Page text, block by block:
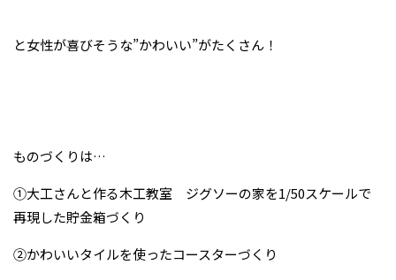
と女性が喜びそうな”かわいい”がたくさん！
ものづくりは…
①大工さんと作る木工教室 ジグソーの家を1/50スケールで
再現した貯金箱づくり
②かわいいタイルを使ったコースターづくり